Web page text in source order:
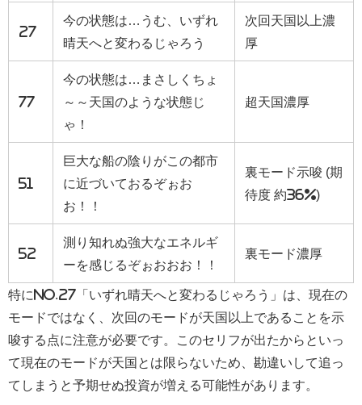
27
今の状態は…うむ、いずれ
晴天へと変わるじゃろう
次回天国以上濃
厚
77
今の状態は…まさしくちょ
～～天国のような状態じ
ゃ！
超天国濃厚
51
巨大な船の陰りがこの都市
に近づいておるぞぉお
お！！
裏モード示唆 (期
待度 約36%)
52
測り知れぬ強大なエネルギ
ーを感じるぞぉおおお！！
裏モード濃厚
特にNo.27「いずれ晴天へと変わるじゃろう」は、現在の
モードではなく、次回のモードが天国以上であることを示
唆する点に注意が必要です。このセリフが出たからといっ
て現在のモードが天国とは限らないため、勘違いして追っ
てしまうと予期せぬ投資が増える可能性があります。